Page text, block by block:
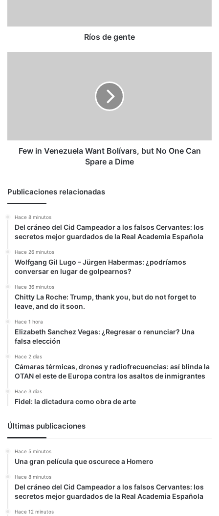
Ríos de gente
Can
SpareFew in Venezuela Want Bolívars, but No One Can
Spare a Dime
Publicaciones relacionadas
Hace 8 minutos
Del cráneo del Cid Campeador a los falsos Cervantes: los
secretos mejor guardados de la Real Academia Española
Hace 26 minutos
Wolfgang Gil Lugo – Jürgen Habermas: ¿podríamos
conversar en lugar de golpearnos?
Hace 36 minutos
Chitty La Roche: Trump, thank you, but do not forget to
leave, and do it soon.
Hace 1 hora
Elizabeth Sanchez Vegas: ¿Regresar o renunciar? Una
falsa elección
Hace 2 días
Cámaras térmicas, drones y radiofrecuencias: así blinda la
OTAN el este de Europa contra los asaltos de inmigrantes
Hace 3 días
Fidel: la dictadura como obra de arte
Últimas publicaciones
Hace 5 minutos
Una gran película que oscurece a Homero
Hace 8 minutos
Del cráneo del Cid Campeador a los falsos Cervantes: los
secretos mejor guardados de la Real Academia Española
Hace 12 minutos